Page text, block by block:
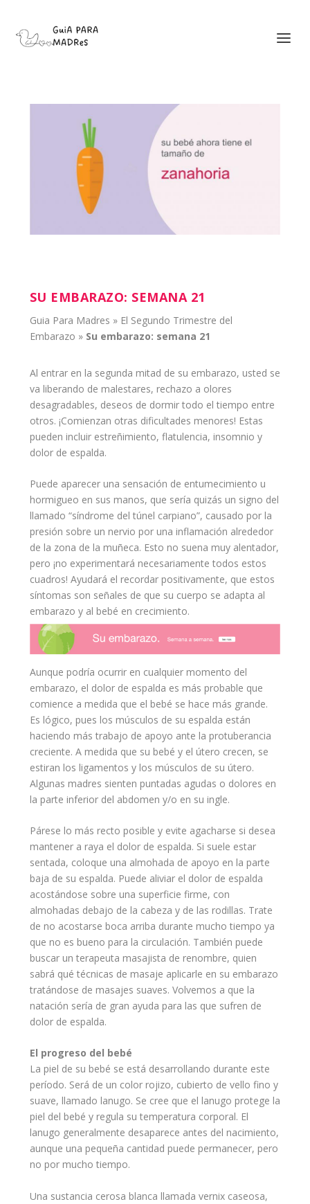
SU EMBARAZO: SEMANA 21
Guia Para Madres » El Segundo Trimestre del
Embarazo » Su embarazo: semana 21
Al entrar en la segunda mitad de su embarazo, usted se
va liberando de malestares, rechazo a olores
desagradables, deseos de dormirtodo el tiempo entre
otros. ¡Comienzan otras dificultades menores! Estas
pueden incluir estreñimiento, flatulencia, insomnio y
dolor de espalda.
Puede aparecer una sensación de entumecimiento u
hormigueo en sus manos, que sería quizás un signo del
llamado “síndrome del túnel carpiano”, causado por la
presión sobre un nervio por una inflamación alrededor
de la zona de la muñeca. Esto no suena muy alentador,
pero ¡no experimentará necesariamente todos estos
cuadros! Ayudará el recordar positivamente, que estos
síntomas son señales de que su cuerpo se adapta al
embarazo y al bebé en crecimiento.
Aunque podría ocurrir en cualquier momento del
embarazo, el dolor de espalda es más probable que
comience a medida que el bebé se hace más grande.
Es lógico, pues los músculos de su espalda están
haciendo más trabajo de apoyo ante la protuberancia
creciente. A medida que su bebé y el útero crecen, se
estiran los ligamentos y los músculos de su útero.
Algunas madres sienten puntadas agudas o dolores en
la parte inferior del abdomen y/o en su ingle.
Párese lo más recto posible y evite agacharse si desea
mantener a raya el dolor de espalda. Si suele estar
sentada, coloque una almohada de apoyo en la parte
baja de su espalda. Puede aliviar el dolor de espalda
acostándose sobre una superficie firme, con
almohadas debajo de la cabeza y de las rodillas. Trate
de no acostarse boca arriba durante mucho tiempo ya
que no es bueno para la circulación. También puede
buscar un terapeuta masajista de renombre, quien
sabrá qué técnicas de masaje aplicarle en su embarazo
tratándose de masajes suaves. Volvemos a que la
natación sería de gran ayuda para las que sufren de
dolor de espalda.
El progreso del bebé
La piel de su bebé se está desarrollando durante este
período. Será de un color rojizo, cubierto de vello fino y
suave, llamado lanugo. Se cree que el lanugo protege la
piel del bebé y regula su temperatura corporal. El
lanugo generalmente desaparece antes del nacimiento,
aunque una pequeña cantidad puede permanecer, pero
no por mucho tiempo.
Una sustancia cerosa blanca llamada vernix caseosa,